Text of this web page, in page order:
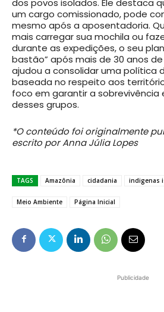
dos povos isolados. Ele destaca
um cargo comissionado, pode
mesmo após a aposentadoria.
mais carregar sua mochila ou
durante as expedições, o seu
bastão” após mais de 30 anos
ajudou a consolidar uma política
baseada no respeito aos
foco em garantir a sobrevivência
desses grupos.
*O conteúdo foi originalmente
escrito por Anna Júlia Lopes
TAGS Amazônia cidadania indigenas
Meio Ambiente Página Inicial
Publicidade